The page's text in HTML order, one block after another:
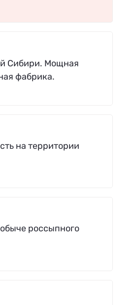
Сибири. Мощная
фабрика.
на территории
россыпного